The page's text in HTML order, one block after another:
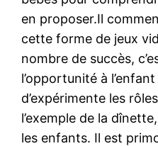
en proposer.Il
cette forme de jeux
nombre de succès,
l’opportunité à
d’expérimente les
l’exemple de la
les enfants. Il est